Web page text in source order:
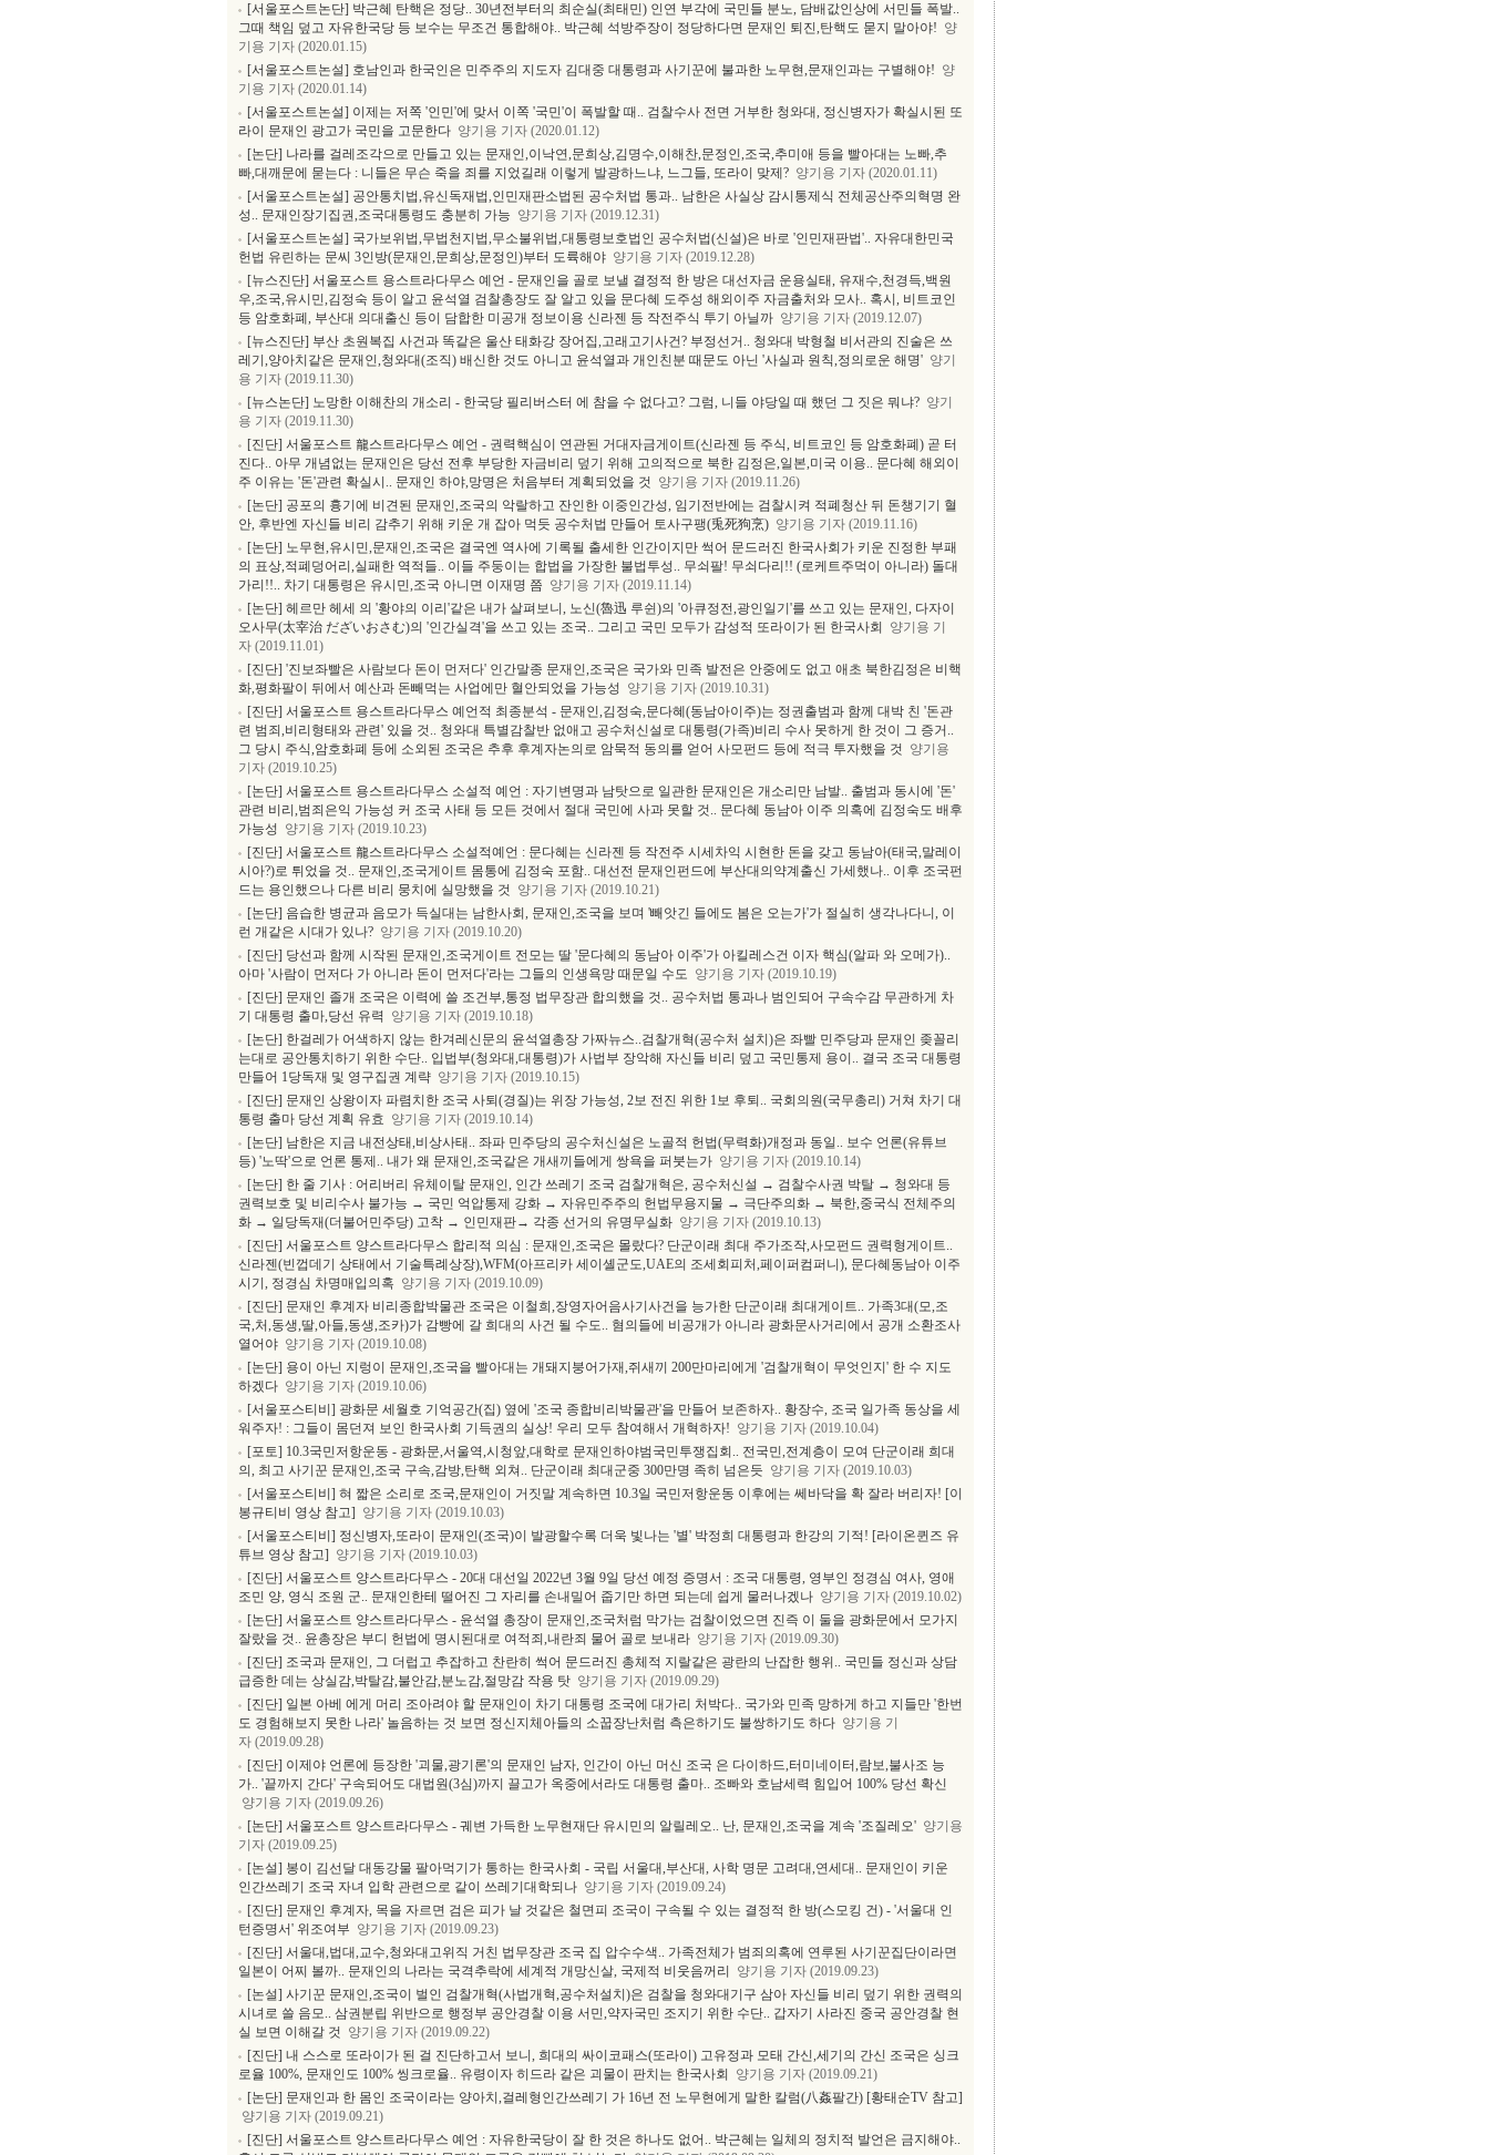
[서울포스트논단] 박근혜 탄핵은 정당.. 30년전부터의 최순실(최태민) 인연 부각에 국민들 분노, 담배값인상에 서민들 폭발..
그때 책임 덮고 자유한국당 등 보수는 무조건 통합해야.. 박근혜 석방주장이 정당하다면 문재인 퇴진,탄핵도 묻지 말아야! 양
기용 기자 (2020.01.15)
[서울포스트논설] 호남인과 한국인은 민주주의 지도자 김대중 대통령과 사기꾼에 불과한 노무현,문재인과는 구별해야! 양
기용 기자 (2020.01.14)
[서울포스트논설] 이제는 저쪽 '인민'에 맞서 이쪽 '국민'이 폭발할 때.. 검찰수사 전면 거부한 청와대, 정신병자가 확실시된 또
라이 문재인 광고가 국민을 고문한다 양기용 기자 (2020.01.12)
[논단] 나라를 걸레조각으로 만들고 있는 문재인,이낙연,문희상,김명수,이해찬,문정인,조국,추미애 등을 빨아대는 노빠,추
빠,대깨문에 묻는다 : 니들은 무슨 죽을 죄를 지었길래 이렇게 발광하느냐, 느그들, 또라이 맞제? 양기용 기자 (2020.01.11)
[서울포스트논설] 공안통치법,유신독재법,인민재판소법된 공수처법 통과.. 남한은 사실상 감시통제식 전체공산주의혁명 완
성.. 문재인장기집권,조국대통령도 충분히 가능 양기용 기자 (2019.12.31)
[서울포스트논설] 국가보위법,무법천지법,무소불위법,대통령보호법인 공수처법(신설)은 바로 '인민재판법'.. 자유대한민국
헌법 유린하는 문씨 3인방(문재인,문희상,문정인)부터 도륙해야 양기용 기자 (2019.12.28)
[뉴스진단] 서울포스트 용스트라다무스 예언 - 문재인을 골로 보낼 결정적 한 방은 대선자금 운용실태, 유재수,천경득,백원
우,조국,유시민,김정숙 등이 알고 윤석열 검찰총장도 잘 알고 있을 문다혜 도주성 해외이주 자금출처와 모사.. 혹시, 비트코인
등 암호화폐, 부산대 의대출신 등이 담합한 미공개 정보이용 신라젠 등 작전주식 투기 아닐까 양기용 기자 (2019.12.07)
[뉴스진단] 부산 초원복집 사건과 똑같은 울산 태화강 장어집,고래고기사건? 부정선거.. 청와대 박형철 비서관의 진술은 쓰
레기,양아치같은 문재인,청와대(조직) 배신한 것도 아니고 윤석열과 개인친분 때문도 아닌 '사실과 원칙,정의로운 해명' 양기
용 기자 (2019.11.30)
[뉴스논단] 노망한 이해찬의 개소리 - 한국당 필리버스터 에 참을 수 없다고? 그럼, 니들 야당일 때 했던 그 짓은 뭐냐? 양기
용 기자 (2019.11.30)
[진단] 서울포스트 龍스트라다무스 예언 - 권력핵심이 연관된 거대자금게이트(신라젠 등 주식, 비트코인 등 암호화폐) 곧 터
진다.. 아무 개념없는 문재인은 당선 전후 부당한 자금비리 덮기 위해 고의적으로 북한 김정은,일본,미국 이용.. 문다혜 해외이
주 이유는 '돈'관련 확실시.. 문재인 하야,망명은 처음부터 계획되었을 것 양기용 기자 (2019.11.26)
[논단] 공포의 흉기에 비견된 문재인,조국의 악랄하고 잔인한 이중인간성, 임기전반에는 검찰시켜 적폐청산 뒤 돈챙기기 혈
안, 후반엔 자신들 비리 감추기 위해 키운 개 잡아 먹듯 공수처법 만들어 토사구팽(兎死狗烹) 양기용 기자 (2019.11.16)
[논단] 노무현,유시민,문재인,조국은 결국엔 역사에 기록될 출세한 인간이지만 썩어 문드러진 한국사회가 키운 진정한 부패
의 표상,적폐덩어리,실패한 역적들.. 이들 주둥이는 합법을 가장한 불법투성.. 무쇠팔! 무쇠다리!! (로케트주먹이 아니라) 돌대
가리!!.. 차기 대통령은 유시민,조국 아니면 이재명 쯤 양기용 기자 (2019.11.14)
[논단] 헤르만 헤세 의 '황야의 이리'같은 내가 살펴보니, 노신(魯迅 루쉰)의 '아큐정전,광인일기'를 쓰고 있는 문재인, 다자이
오사무(太宰治 だざいおさむ)의 '인간실격'을 쓰고 있는 조국.. 그리고 국민 모두가 감성적 또라이가 된 한국사회
양기용 기
자 (2019.11.01)
[진단] '진보좌빨은 사람보다 돈이 먼저다' 인간말종 문재인,조국은 국가와 민족 발전은 안중에도 없고 애초 북한김정은 비핵
화,평화팔이 뒤에서 예산과 돈빼먹는 사업에만 혈안되었을 가능성 양기용 기자 (2019.10.31)
[진단] 서울포스트 용스트라다무스 예언적 최종분석 - 문재인,김정숙,문다혜(동남아이주)는 정권출범과 함께 대박 친 '돈관
련 범죄,비리형태와 관련' 있을 것.. 청와대 특별감찰반 없애고 공수처신설로 대통령(가족)비리 수사 못하게 한 것이 그 증거..
그 당시 주식,암호화폐 등에 소외된 조국은 추후 후계자논의로 암묵적 동의를 얻어 사모펀드 등에 적극 투자했을 것 양기용
기자 (2019.10.25)
[논단] 서울포스트 용스트라다무스 소설적 예언 : 자기변명과 남탓으로 일관한 문재인은 개소리만 남발.. 출범과 동시에 '돈'
관련 비리,범죄은익 가능성 커 조국 사태 등 모든 것에서 절대 국민에 사과 못할 것.. 문다혜 동남아 이주 의혹에 김정숙도 배후
가능성 양기용 기자 (2019.10.23)
[진단] 서울포스트 龍스트라다무스 소설적예언 : 문다혜는 신라젠 등 작전주 시세차익 시현한 돈을 갖고 동남아(태국,말레이
시아?)로 튀었을 것.. 문재인,조국게이트 몸통에 김정숙 포함.. 대선전 문재인펀드에 부산대의약계출신 가세했나.. 이후 조국펀
드는 용인했으나 다른 비리 뭉치에 실망했을 것 양기용 기자 (2019.10.21)
[논단] 음습한 병균과 음모가 득실대는 남한사회, 문재인,조국을 보며 '빼앗긴 들에도 봄은 오는가'가 절실히 생각나다니, 이
런 개같은 시대가 있나? 양기용 기자 (2019.10.20)
[진단] 당선과 함께 시작된 문재인,조국게이트 전모는 딸 '문다혜의 동남아 이주'가 아킬레스건 이자 핵심(알파 와 오메가)..
아마 '사람이 먼저다 가 아니라 돈이 먼저다'라는 그들의 인생욕망 때문일 수도 양기용 기자 (2019.10.19)
[진단] 문재인 졸개 조국은 이력에 쓸 조건부,통정 법무장관 합의했을 것.. 공수처법 통과나 범인되어 구속수감 무관하게 차
기 대통령 출마,당선 유력
양기용 기자 (2019.10.18)
[논단] 한걸레가 어색하지 않는 한겨레신문의 윤석열총장 가짜뉴스..검찰개혁(공수처 설치)은 좌빨 민주당과 문재인 좆꼴리
는대로 공안통치하기 위한 수단.. 입법부(청와대,대통령)가 사법부 장악해 자신들 비리 덮고 국민통제 용이.. 결국 조국 대통령
만들어 1당독재 및 영구집권 계략 양기용 기자 (2019.10.15)
[진단] 문재인 상왕이자 파렴치한 조국 사퇴(경질)는 위장 가능성, 2보 전진 위한 1보 후퇴.. 국회의원(국무총리) 거쳐 차기 대
통령 출마 당선 계획 유효 양기용 기자 (2019.10.14)
[논단] 남한은 지금 내전상태,비상사태.. 좌파 민주당의 공수처신설은 노골적 헌법(무력화)개정과 동일.. 보수 언론(유튜브
등) '노딱'으로 언론 통제.. 내가 왜 문재인,조국같은 개새끼들에게 쌍욕을 퍼붓는가 양기용 기자 (2019.10.14)
[논단] 한 줄 기사 : 어리버리 유체이탈 문재인, 인간 쓰레기 조국 검찰개혁은, 공수처신설 → 검찰수사권 박탈 → 청와대 등
권력보호 및 비리수사 불가능 → 국민 억압통제 강화 → 자유민주주의 헌법무용지물 → 극단주의화 → 북한,중국식 전체주의
화 → 일당독재(더불어민주당) 고착 → 인민재판→ 각종 선거의 유명무실화 양기용 기자 (2019.10.13)
[진단] 서울포스트 양스트라다무스 합리적 의심 : 문재인,조국은 몰랐다? 단군이래 최대 주가조작,사모펀드 권력형게이트..
신라젠(빈껍데기 상태에서 기술특례상장),WFM(아프리카 세이셸군도,UAE의 조세회피처,페이퍼컴퍼니), 문다혜동남아 이주
시기, 정경심 차명매입의혹 양기용 기자 (2019.10.09)
[진단] 문재인 후계자 비리종합박물관 조국은 이철희,장영자어음사기사건을 능가한 단군이래 최대게이트.. 가족3대(모,조
국,처,동생,딸,아들,동생,조카)가 감빵에 갈 희대의 사건 될 수도.. 혐의들에 비공개가 아니라 광화문사거리에서 공개 소환조사
열어야 양기용 기자 (2019.10.08)
[논단] 용이 아닌 지렁이 문재인,조국을 빨아대는 개돼지붕어가재,쥐새끼 200만마리에게 '검찰개혁이 무엇인지' 한 수 지도
하겠다 양기용 기자 (2019.10.06)
[서울포스티비] 광화문 세월호 기억공간(집) 옆에 '조국 종합비리박물관'을 만들어 보존하자.. 황장수, 조국 일가족 동상을 세
워주자! : 그들이 몸던져 보인 한국사회 기득권의 실상! 우리 모두 참여해서 개혁하자! 양기용 기자 (2019.10.04)
[포토] 10.3국민저항운동 - 광화문,서울역,시청앞,대학로 문재인하야범국민투쟁집회.. 전국민,전계층이 모여 단군이래 희대
의, 최고 사기꾼 문재인,조국 구속,감방,탄핵 외쳐.. 단군이래 최대군중 300만명 족히 넘은듯 양기용 기자 (2019.10.03)
[서울포스티비] 혀 짧은 소리로 조국,문재인이 거짓말 계속하면 10.3일 국민저항운동 이후에는 쎄바닥을 확 잘라 버리자! [이
봉규티비 영상 참고] 양기용 기자 (2019.10.03)
[서울포스티비] 정신병자,또라이 문재인(조국)이 발광할수록 더욱 빛나는 '별' 박정희 대통령과 한강의 기적! [라이온퀸즈 유
튜브 영상 참고] 양기용 기자 (2019.10.03)
[진단] 서울포스트 양스트라다무스 - 20대 대선일 2022년 3월 9일 당선 예정 증명서 : 조국 대통령, 영부인 정경심 여사, 영애
조민 양, 영식 조원 군.. 문재인한테 떨어진 그 자리를 손내밀어 줍기만 하면 되는데 쉽게 물러나겠나 양기용 기자 (2019.10.02)
[논단] 서울포스트 양스트라다무스 - 윤석열 총장이 문재인,조국처럼 막가는 검찰이었으면 진즉 이 둘을 광화문에서 모가지
잘랐을 것.. 윤총장은 부디 헌법에 명시된대로 여적죄,내란죄 물어 골로 보내라 양기용 기자 (2019.09.30)
[진단] 조국과 문재인, 그 더럽고 추잡하고 찬란히 썩어 문드러진 총체적 지랄같은 광란의 난잡한 행위.. 국민들 정신과 상담
급증한 데는 상실감,박탈감,불안감,분노감,절망감 작용 탓 양기용 기자 (2019.09.29)
[진단] 일본 아베 에게 머리 조아려야 할 문재인이 차기 대통령 조국에 대가리 처박다.. 국가와 민족 망하게 하고 지들만 '한번
도 경험해보지 못한 나라' 놀음하는 것 보면 정신지체아들의 소꿉장난처럼 측은하기도 불쌍하기도 하다 양기용 기
자 (2019.09.28)
[진단] 이제야 언론에 등장한 '괴물,광기론'의 문재인 남자, 인간이 아닌 머신 조국 은 다이하드,터미네이터,람보,불사조 능
가.. '끝까지 간다' 구속되어도 대법원(3심)까지 끌고가 옥중에서라도 대통령 출마.. 조빠와 호남세력 힘입어 100% 당선 확신
양기용 기자 (2019.09.26)
[논단] 서울포스트 양스트라다무스 - 궤변 가득한 노무현재단 유시민의 알릴레오.. 난, 문재인,조국을 계속 '조질레오' 양기용
기자 (2019.09.25)
[논설] 봉이 김선달 대동강물 팔아먹기가 통하는 한국사회 - 국립 서울대,부산대, 사학 명문 고려대,연세대.. 문재인이 키운
인간쓰레기 조국 자녀 입학 관련으로 같이 쓰레기대학되나 양기용 기자 (2019.09.24)
[진단] 문재인 후계자, 목을 자르면 검은 피가 날 것같은 철면피 조국이 구속될 수 있는 결정적 한 방(스모킹 건) - '서울대 인
턴증명서' 위조여부 양기용 기자 (2019.09.23)
[진단] 서울대,법대,교수,청와대고위직 거친 법무장관 조국 집 압수수색.. 가족전체가 범죄의혹에 연루된 사기꾼집단이라면
일본이 어찌 볼까.. 문재인의 나라는 국격추락에 세계적 개망신살, 국제적 비웃음꺼리
양기용 기자 (2019.09.23)
[논설] 사기꾼 문재인,조국이 벌인 검찰개혁(사법개혁,공수처설치)은 검찰을 청와대기구 삼아 자신들 비리 덮기 위한 권력의
시녀로 쓸 음모.. 삼권분립 위반으로 행정부 공안경찰 이용 서민,약자국민 조지기 위한 수단.. 갑자기 사라진 중국 공안경찰 현
실 보면 이해갈 것 양기용 기자 (2019.09.22)
[진단] 내 스스로 또라이가 된 걸 진단하고서 보니, 희대의 싸이코패스(또라이) 고유정과 모태 간신,세기의 간신 조국은 싱크
로율 100%, 문재인도 100% 씽크로율.. 유령이자 히드라 같은 괴물이 판치는 한국사회
양기용 기자 (2019.09.21)
[논단] 문재인과 한 몸인 조국이라는 양아치,걸레형인간쓰레기 가 16년 전 노무현에게 말한 칼럼(八姦팔간) [황태순TV 참고]
양기용 기자 (2019.09.21)
[진단] 서울포스트 양스트라다무스 예언 : 자유한국당이 잘 한 것은 하나도 없어.. 박근혜는 일체의 정치적 발언은 금지해야..